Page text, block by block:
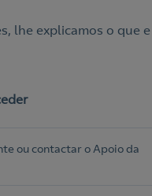
lhe explicamos o que e
ou contactar o Apoio da